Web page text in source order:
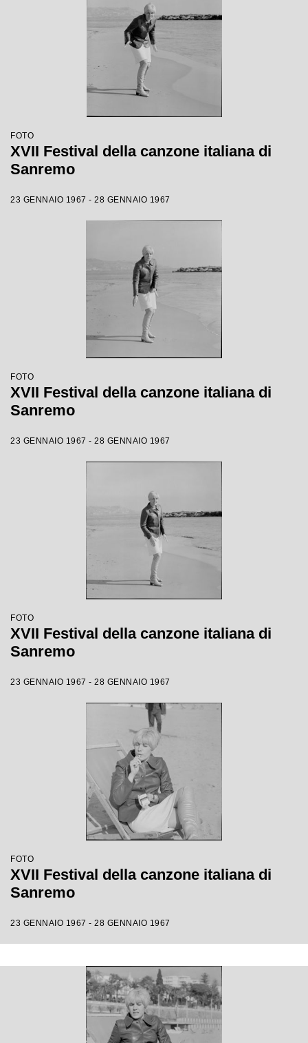
FOTO
XVII Festival della canzone italiana di
Sanremo
23 GENNAIO 1967 - 28 GENNAIO 1967
FOTO
XVII Festival della canzone italiana di
Sanremo
23 GENNAIO 1967 - 28 GENNAIO 1967
FOTO
XVII Festival della canzone italiana di
Sanremo
23 GENNAIO 1967 - 28 GENNAIO 1967
FOTO
XVII Festival della canzone italiana di
Sanremo
23 GENNAIO 1967 - 28 GENNAIO 1967